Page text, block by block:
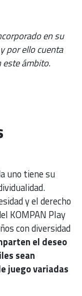
en su
por ello cuenta
este ámbito.
uno tiene su
y el derecho
KOMPAN Play
con diversidad
el deseo
sean
juego variadas